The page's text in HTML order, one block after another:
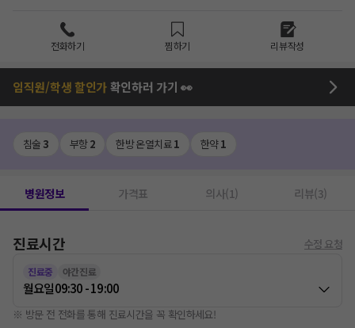
전화하기 찜하기 리뷰작성
임직원/학생 할인가확인하러 가기 👀
침술3 부항2 한방 온열치료1 한약1
병원정보 가격표 의사(1) 리뷰(3)
진료시간 수정 요청
진료중 야간진료
월요일09:30 - 19:00
※ 방문 전 전화를 통해 진료시간을 꼭 확인하세요!